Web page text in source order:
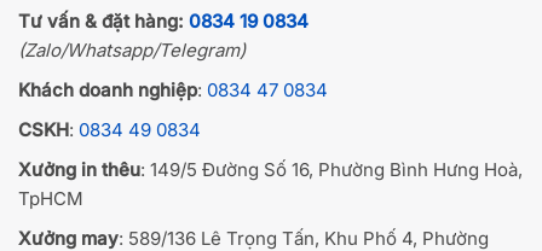
Tư vấn & đặt hàng: 0834 19 0834
(Zalo/Whatsapp/Telegram)
Khách doanh nghiệp: 0834 47 0834
CSKH: 0834 49 0834
Xưởng in thêu: 149/5 Đường Số 16, Phường Bình Hưng Hoà,
TpHCM
Xưởng may: 589/136 Lê Trọng Tấn, Khu Phố 4, Phường